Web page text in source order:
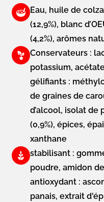
Eau, huile de
(12,9%), blanc
(4,2%), arômes
Conservateurs :
potassium,
gélifiants :
de graines de
d’alcool, isolat de
(0,9%), épices,
xanthane
stabilisant :
poudre, amidon
antioxydant :
panais, extrait